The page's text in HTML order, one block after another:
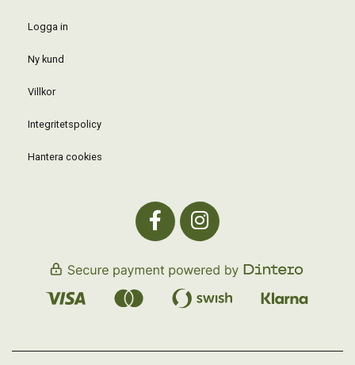
Logga in
Ny kund
Villkor
Integritetspolicy
Hantera cookies